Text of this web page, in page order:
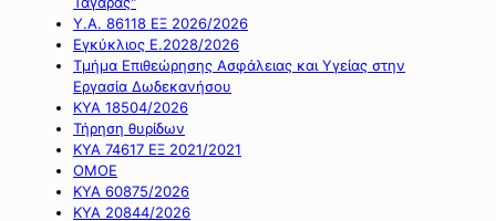
Υ.Α. 86118 ΕΞ 2026/2026
Εγκύκλιος Ε.2028/2026
Τμήμα Επιθεώρησης Ασφάλειας και Υγείας στην
Εργασία Δωδεκανήσου
ΚΥΑ 18504/2026
Τήρηση θυρίδων
ΚΥΑ 74617 ΕΞ 2021/2021
ΟΜΟΕ
ΚΥΑ 60875/2026
ΚΥΑ 20844/2026